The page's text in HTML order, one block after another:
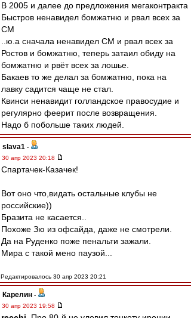
В 2005 и далее до предложения мегаконтракта
Быстров ненавидел бомжатню и рвал всех за
СМ
..ю.а сначала ненавидел СМ и рвал всех за
Ростов и бомжатню, теперь затаил обиду на
бомжатню и рвёт всех за лошье.
Бакаев то же делал за бомжатню, пока на
лавку садится чаще не стал.
Квинси ненавидит голландское правосудие и
регулярно феерит после возвращения.
Надо б побольше таких людей.
slava1 -
30 апр 2023 20:18
Спартачек-Казачек!
Вот оно что,видать остальные клубы не
российские))
Бразита не касается..
Похоже Зю из офсайда, даже не смотрели.
Да на Руденко поже пенальти зажали.
Мира с такой мено паузой...
Редактировалось 30 апр 2023 20:21
Карелин -
30 апр 2023 19:58